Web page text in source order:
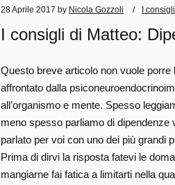
28 Aprile 2017 by Nicola Gozzoli I
I consigli di Matteo:
Questo breve articolo non vuole
affrontato dalla
all’organismo e mente. Spesso
meno spesso parliamo di
parlato per voi con uno dei più grandi
Prima di dirvi la risposta fatevi le
mangiarne fai fatica a limitarti nella